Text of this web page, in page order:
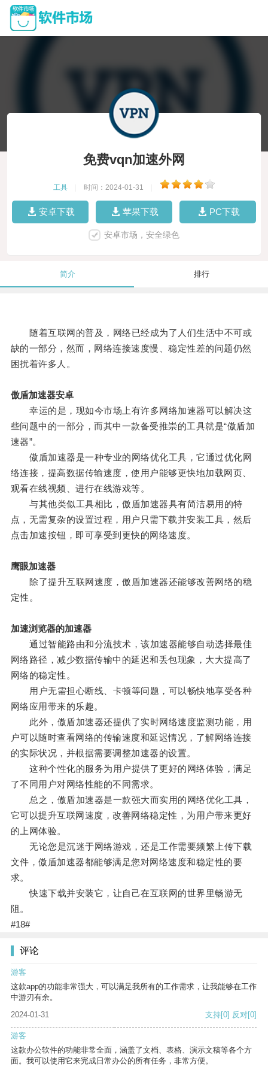
免费vqn加速外网
工具 时间：2024-01-31
安卓下载 苹果下载 PC下载
安卓市场，安全绿色
简介 排行
随着互联网的普及，网络已经成为了人们生活中不可或
缺的一部分，然而，网络连接速度慢、稳定性差的问题仍然
困扰着许多人。
傲盾加速器安卓
幸运的是，现如今市场上有许多网络加速器可以解决这
些问题中的一部分，而其中一款备受推崇的工具就是“傲盾加
速器”。
傲盾加速器是一种专业的网络优化工具，它通过优化网
络连接，提高数据传输速度，使用户能够更快地加载网页、
观看在线视频、进行在线游戏等。
与其他类似工具相比，傲盾加速器具有简洁易用的特
点，无需复杂的设置过程，用户只需下载并安装工具，然后
点击加速按钮，即可享受到更快的网络速度。
鹰眼加速器
除了提升互联网速度，傲盾加速器还能够改善网络的稳
定性。
加速浏览器的加速器
通过智能路由和分流技术，该加速器能够自动选择最佳
网络路径，减少数据传输中的延迟和丢包现象，大大提高了
网络的稳定性。
用户无需担心断线、卡顿等问题，可以畅快地享受各种
网络应用带来的乐趣。
此外，傲盾加速器还提供了实时网络速度监测功能，用
户可以随时查看网络的传输速度和延迟情况，了解网络连接
的实际状况，并根据需要调整加速器的设置。
这种个性化的服务为用户提供了更好的网络体验，满足
了不同用户对网络性能的不同需求。
总之，傲盾加速器是一款强大而实用的网络优化工具，
它可以提升互联网速度，改善网络稳定性，为用户带来更好
的上网体验。
无论您是沉迷于网络游戏，还是工作需要频繁上传下载
文件，傲盾加速器都能够满足您对网络速度和稳定性的要
求。
快速下载并安装它，让自己在互联网的世界里畅游无
阻。
#18#
评论
游客
这款app的功能非常强大，可以满足我所有的工作需求，让我能够在工作
中游刃有余。
2024-01-31
支持[0] 反对[0]
游客
这款办公软件的功能非常全面，涵盖了文档、表格、演示文稿等各个方
面。我可以使用它来完成日常办公的所有任务，非常方便。